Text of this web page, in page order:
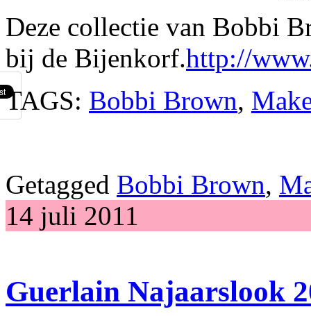
Deze collectie van Bobbi
bij de Bijenkorf.http://
TAGS: Bobbi Brown,
Getagged Bobbi Brown,
14 juli 2011
Guerlain Najaarslook